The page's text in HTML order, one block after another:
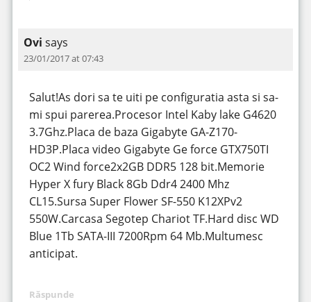
Ovi says
23/01/2017 at 07:43
Salut!As dori sa te uiti pe configuratia asta si sa-
mi spui parerea.Procesor Intel Kaby lake G4620
3.7Ghz.Placa de baza Gigabyte GA-Z170-
HD3P.Placa video Gigabyte Ge force GTX750TI
OC2 Wind force2x2GB DDR5 128 bit.Memorie
Hyper X fury Black 8Gb Ddr4 2400 Mhz
CL15.Sursa Super Flower SF-550 K12XPv2
550W.Carcasa Segotep Chariot TF.Hard disc WD
Blue 1Tb SATA-III 7200Rpm 64 Mb.Multumesc
anticipat.
Răspunde